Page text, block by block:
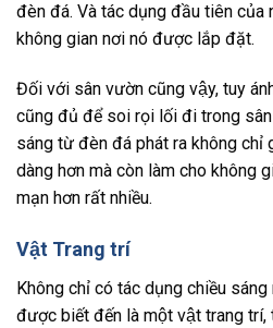
đèn đá. Và tác dụng đầu tiên của
không gian nơi nó được lắp đặt.
Đối với sân vườn cũng vậy, tuy
cũng đủ để soi rọi lối đi trong
sáng từ đèn đá phát ra không chỉ
dàng hơn mà còn làm cho không
mạn hơn rất nhiều.
Vật Trang trí
Không chỉ có tác dụng chiều
được biết đến là một vật trang trí,